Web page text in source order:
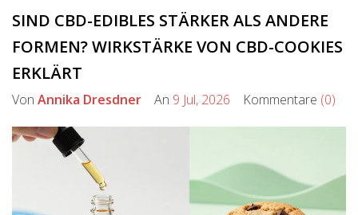
SIND CBD-EDIBLES STÄRKER ALS ANDERE
FORMEN? WIRKSTÄRKE VON CBD-COOKIES
ERKLÄRT
Von Annika Dresdner An 9 Jul, 2026 Kommentare (0)